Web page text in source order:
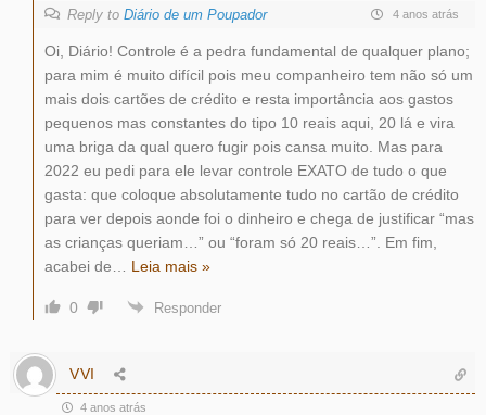
Reply to Diário de um Poupador 4 anos atrás
Oi, Diário! Controle é a pedra fundamental de qualquer plano;
para mim é muito difícil pois meu companheiro tem não só um
mais dois cartões de crédito e resta importância aos gastos
pequenos mas constantes do tipo 10 reais aqui, 20 lá e vira
uma briga da qual quero fugir pois cansa muito. Mas para
2022 eu pedi para ele levar controle EXATO de tudo o que
gasta: que coloque absolutamente tudo no cartão de crédito
para ver depois aonde foi o dinheiro e chega de justificar “mas
as crianças queriam…” ou “foram só 20 reais…”. Em fim,
acabei de
Leia mais »
0 Responder
VVI
4 anos atrás